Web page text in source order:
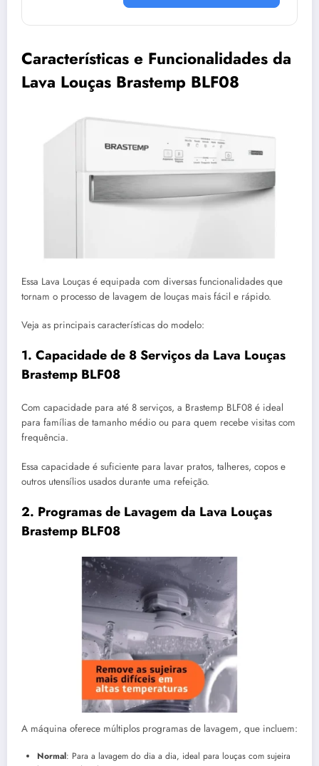
Características e Funcionalidades da
Lava Louças Brastemp BLF08
Essa Lava Louças é equipada com diversas funcionalidades que
tornam o processo de lavagem de louças mais fácil e rápido.
Veja as principais características do modelo:
1. Capacidade de 8 Serviços da Lava Louças
Brastemp BLF08
Com capacidade para até 8 serviços, a Brastemp BLF08 é ideal
para famílias de tamanho médio ou para quem recebe visitas com
frequência.
Essa capacidade é suficiente para lavar pratos, talheres, copos e
outros utensílios usados durante uma refeição.
2. Programas de Lavagem da Lava Louças
Brastemp BLF08
A máquina oferece múltiplos programas de lavagem, que incluem:
Normal: Para a lavagem do dia a dia, ideal para louças com sujeira